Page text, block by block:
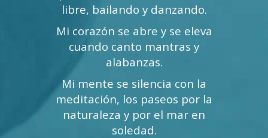
libre, bailando y danzando.
Mi corazón se abre y se eleva
cuando canto mantras y
alabanzas.
Mi mente se silencia con la
meditación, los paseos por la
naturaleza y por el mar en
soledad.